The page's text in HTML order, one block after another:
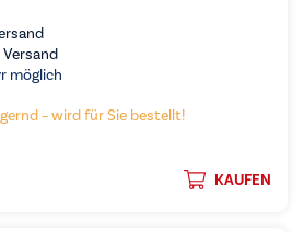
Versand
möglich
– wird für Sie bestellt!
KAUFEN